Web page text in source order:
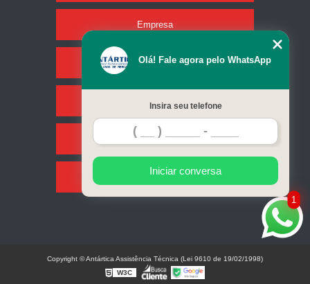
Empresa
Missão
Serviços
Contato
Mapa do site
1
Olá! Fale agora pelo WhatsApp
Insira seu telefone
Iniciar conversa
Copyright © Antártica Assistência Técnica (Lei 9610 de 19/02/1998)
W3C